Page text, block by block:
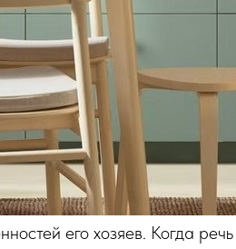
его хозяев. Когда речь